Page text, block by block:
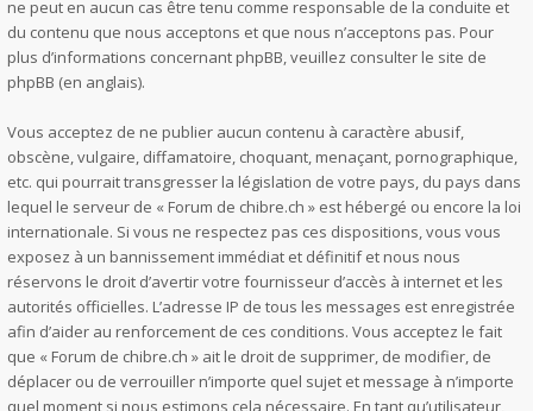
ne peut en aucun cas être tenu comme responsable de la conduite et
du contenu que nous acceptons et que nous n’acceptons pas. Pour
plus d’informations concernant phpBB, veuillez consulter le site de
phpBB (en anglais).
Vous acceptez de ne publier aucun contenu à caractère abusif,
obscène, vulgaire, diffamatoire, choquant, menaçant, pornographique,
etc. qui pourrait transgresser la législation de votre pays, du pays dans
lequel le serveur de « Forum de chibre.ch » est hébergé ou encore la loi
internationale. Si vous ne respectez pas ces dispositions, vous vous
exposez à un bannissement immédiat et définitif et nous nous
réservons le droit d’avertir votre fournisseur d’accès à internet et les
autorités officielles. L’adresse IP de tous les messages est enregistrée
afin d’aider au renforcement de ces conditions. Vous acceptez le fait
que « Forum de chibre.ch » ait le droit de supprimer, de modifier, de
déplacer ou de verrouiller n’importe quel sujet et message à n’importe
quel moment si nous estimons cela nécessaire. En tant qu’utilisateur,